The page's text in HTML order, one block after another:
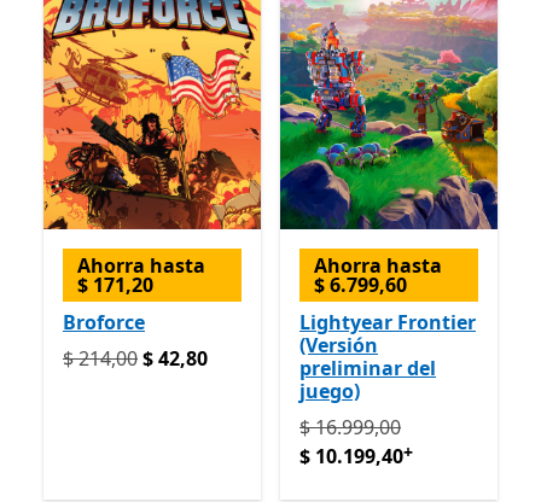
Ahorra hasta
$ 171,20
Broforce
Originalmente $ 214,00 ahora $ 42,80
$ 214,00$ 42,80
Ahorra hasta
$ 6.799,60
Lightyear Frontier
(Versión
preliminar del
juego)
Originalmente $
$ 16.999,00
$ 10.199,40+